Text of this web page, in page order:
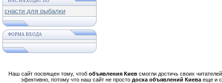
снасти для рыбалки
ФОРМА ВХОДА
Наш сайт посвящен тому, чтоб объявления Киевсмогли достичь своих
эфективно, потому что наш сайт не просто доска объявлений Киева еще и